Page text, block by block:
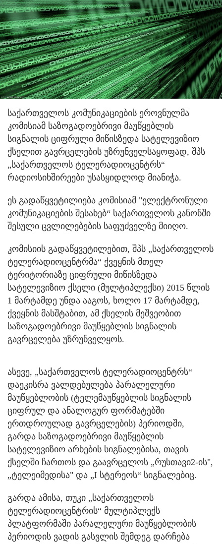
საქართველოს კომუნიკაციების ეროვნულმა
კომისიამ საზოგადოებრივი მაუწყებლის
სიგნალის ციფრული მიწისზედა სატელევიზიო
ქსელით გავრცელების უზრუნველსაყოფად, შპს
„საქართველოს ტელერადიოცენტრს“
რადიოსიხშირეები უსასყიდლოდ მიანიჭა.
ეს გადაწყვეტილიება კომისიამ "ელექტრონული
კომუნიკაციების შესახებ“ საქართველოს კანონში
შესული ცვლილებების საფუძველზე მიიღო.
კომისიის გადაწყვეტილებით, შპს „საქართველოს
ტელერადიოცენტრმა“ ქვეყნის მთელ
ტერიტორიაზე ციფრული მიწისზედა
სატელევიზიო ქსელი (მულტიპლექსი) 2015 წლის
1 მარტამდე უნდა ააგოს, ხოლო 17 მარტამდე,
ქვეყნის მასშტაბით, ამ ქსელის მეშვეობით
საზოგადოებრივი მაუწყებლის სიგნალის
გავრცელება უზრუნველყოს.
ასევე, „საქართველოს ტელერადიოცენტრს“
დაეკისრა ვალდებულება პარალელური
მაუწყებლობის (ტელემაუწყებლის სიგნალის
ციფრულ და ანალოგურ ფორმატებში
ერთდროულად გავრცელების) პერიოდში,
გარდა საზოგადოებრივი მაუწყებლის
სატელევიზიო არხების სიგნალებისა, თავის
ქსელში ჩართოს და გაავრცელოს „რუსთავი2-ის",
„ტელეიმედისა" და „I სტერეოს“ სიგნალებიც.
გარდა ამისა, თუკი „საქართველოს
ტელერადიოცენტრის“ მულტიპლექს
პლატფორმაში პარალელური მაუწყებლობის
პერიოდის ვადის გასვლის შემდეგ დარჩება